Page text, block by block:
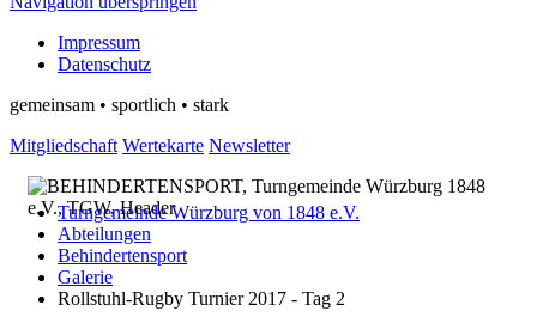
Impressum
Datenschutz
gemeinsam • sportlich • stark
Mitgliedschaft Wertekarte Newsletter
Turngemeinde Würzburg von 1848 e.V.
Abteilungen
Behindertensport
Galerie
Rollstuhl-Rugby Turnier 2017 - Tag 2